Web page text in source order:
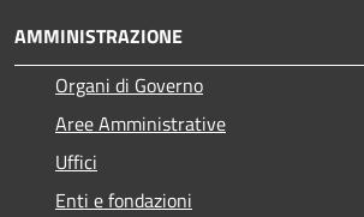
AMMINISTRAZIONE
Organi di Governo
Aree Amministrative
Uffici
Enti e fondazioni